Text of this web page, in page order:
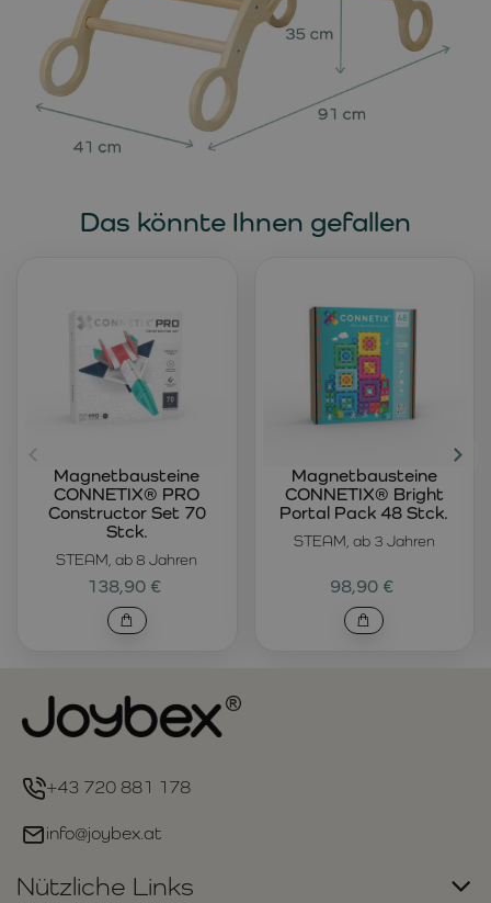
Das könnte Ihnen gefallen
STEAM, ab 8 Jahren
Magnetbausteine
CONNETIX® PRO
Constructor Set 70
Stck.
138,90 €
STEAM, ab 3 Jahren
Magnetbausteine
CONNETIX® Bright
Portal Pack 48 Stck.
98,90 €
+43 720 881 178
info@joybex.at
Nützliche Links